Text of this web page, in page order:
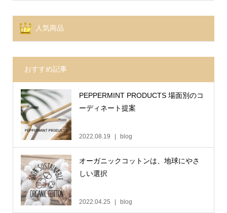
人気商品
おすすめ記事
PEPPERMINT PRODUCTS 場面別のコ
ーディネート提案
2022.08.19 blog
オーガニックコットンは、地球にやさ
しい選択
2022.04.25 blog